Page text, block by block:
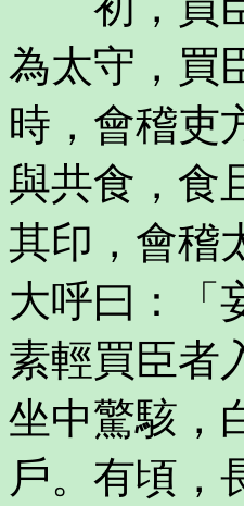
為太守，買
時，會稽吏
與共食，食
其印，會稽
大呼曰：「
素輕買臣者
坐中驚駭，
戶。有頃，